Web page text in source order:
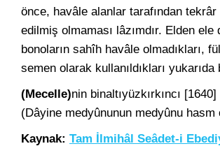
önce, havâle alanlar tarafından tekrâr
edilmiş olmaması lâzımdır. Elden ele
bonoların sahîh havâle olmadıkları,
semen olarak kullanıldıkları
(Mecelle)nin binaltıyüzkırkıncı
(Dâyine medyûnunun medyûnu hasm
Kaynak: Tam İlmihâl Seâdet-i